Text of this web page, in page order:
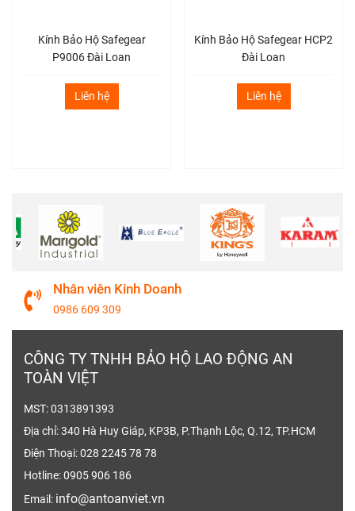
Mặt Nạ Mài Hàn Cắt bảo vệ mặt và khuôn mặt
Tính năng đặc biệt của sản
phẩm Mặt Nạ Mài Hàn Cắt
Mặt Nạ Mài Hàn Cắt có chất liệu PVC
Kính Bảo Hộ Safegear
P9006 Đài Loan
Liên hệ
Kính Bảo Hộ Safegear HCP2
Đài Loan
Liên hệ
Nhân viên Kinh Doanh
0986 609 309
CÔNG TY TNHH BẢO HỘ LAO ĐỘNG AN
TOÀN VIỆT
MST: 0313891393
Địa chỉ: 340 Hà Huy Giáp, KP3B, P.Thạnh Lộc, Q.12, TP.HCM
Điện Thoại: 028 2245 78 78
Hotline: 0905 906 186
Email: info@antoanviet.vn